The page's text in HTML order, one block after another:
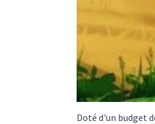
Doté d'un budget